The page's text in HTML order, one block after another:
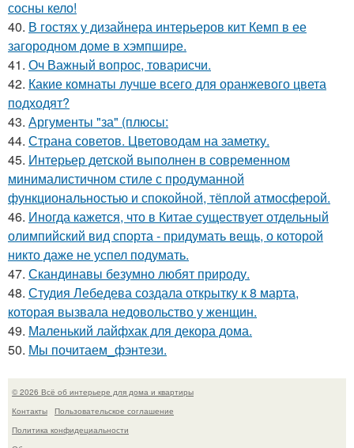
сосны кело!
40. В гостях у дизайнера интерьеров кит Кемп в ее
загородном доме в хэмпшире.
41. Оч Важный вопрос, товарисчи.
42. Какие комнаты лучше всего для оранжевого цвета
подходят?
43. Аргументы "за" (плюсы:
44. Страна советов. Цветоводам на заметку.
45. Интерьер детской выполнен в современном
минималистичном стиле с продуманной
функциональностью и спокойной, тёплой атмосферой.
46. Иногда кажется, что в Китае существует отдельный
олимпийский вид спорта - придумать вещь, о которой
никто даже не успел подумать.
47. Скандинавы безумно любят природу.
48. Студия Лебедева создала открытку к 8 марта,
которая вызвала недовольство у женщин.
49. Маленький лайфхак для декора дома.
50. Мы почитаем_фэнтези.
© 2026 Всё об интерьере для дома и квартиры
Контакты
Пользовательское соглашение
Политика конфидециальности